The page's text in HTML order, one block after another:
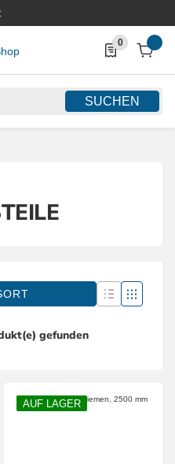
SUCHEN
0
0 Produkte in
gefunden
AUF LAGER